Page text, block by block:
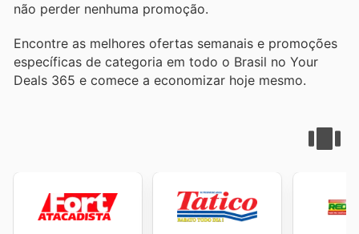
não perder nenhuma promoção.
Encontre as melhores ofertas semanais e promoções
específicas de categoria em todo o Brasil no Your
Deals 365 e comece a economizar hoje mesmo.